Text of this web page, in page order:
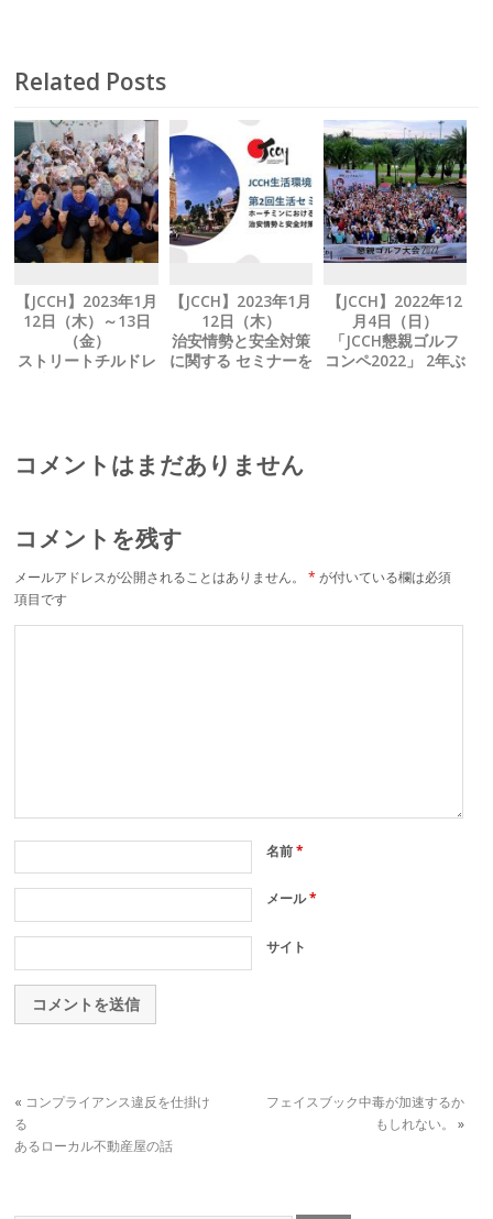
Related Posts
【JCCH】2023年1月
12日（木）～13日
（金）
ストリートチルドレ
【JCCH】2023年1月
12日（木）
治安情勢と安全対策
に関する セミナーを
【JCCH】2022年12
月4日（日）
「JCCH懇親ゴルフ
コンペ2022」 2年ぶ
コメントはまだありません
コメントを残す
メールアドレスが公開されることはありません。 * が付いている欄は必須
項目です
名前*
メール*
サイト
« コンプライアンス違反を仕掛け
る
あるローカル不動産屋の話
フェイスブック中毒が加速するか
もしれない。
»